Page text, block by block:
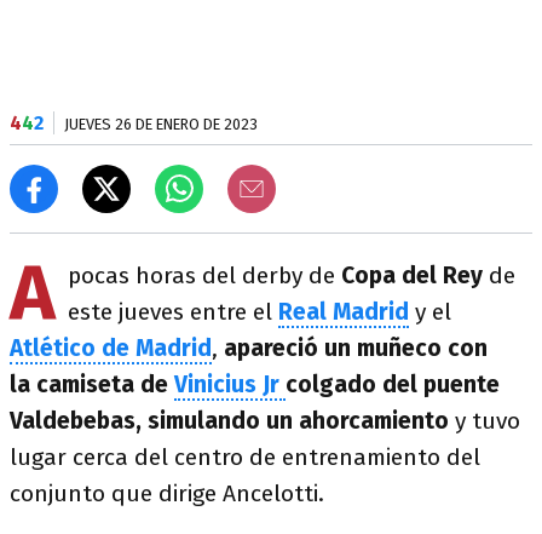
442 JUEVES 26 DE ENERO DE 2023
A pocas horas del derby de Copa del Rey de
este jueves entre el Real Madrid y el
Atlético de Madrid, apareció un muñeco con
la camiseta deVinicius Jr colgado del puente
Valdebebas, simulando un ahorcamiento y tuvo
lugar cerca del centro de entrenamiento del
conjunto que dirige Ancelotti.